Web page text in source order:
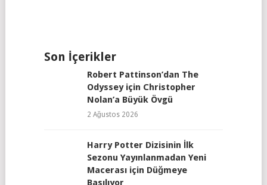
Son İçerikler
Robert Pattinson’dan The
Odyssey için Christopher
Nolan’a Büyük Övgü
2 Ağustos 2026
Harry Potter Dizisinin İlk
Sezonu Yayınlanmadan Yeni
Macerası için Düğmeye
Basılıyor